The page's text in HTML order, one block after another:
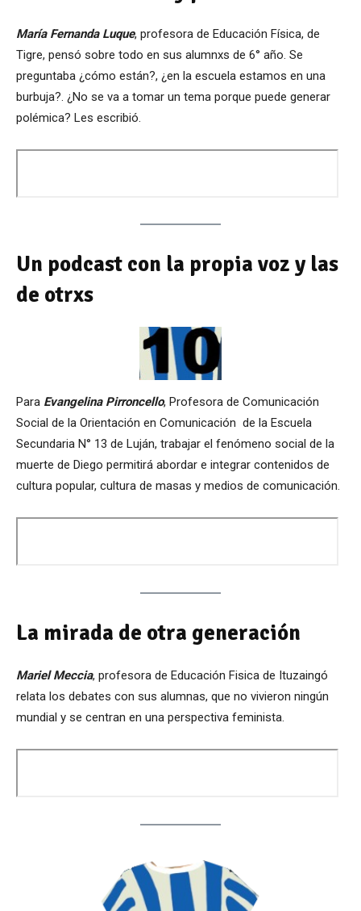
María Fernanda Luque, profesora de Educación Física, de
Tigre, pensó sobre todo en sus alumnxs de 6° año. Se
preguntaba ¿cómo están?, ¿en la escuela estamos en una
burbuja?. ¿No se va a tomar un tema porque puede generar
polémica? Les escribió.
Un podcast con la propia voz y las
de otrxs
Para Evangelina Pirroncello, Profesora de Comunicación
Social de la Orientación en Comunicación de la Escuela
Secundaria N° 13 de Luján, trabajar el fenómeno social de la
muerte de Diego permitirá abordar e integrar contenidos de
cultura popular, cultura de masas y medios de comunicación.
La mirada de otra generación
Mariel Meccia, profesora de Educación Fisica de Ituzaingó
relata los debates con sus alumnas, que no vivieron ningún
mundial y se centran en una perspectiva feminista.